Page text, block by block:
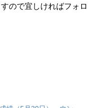
ので宜しければフォロ